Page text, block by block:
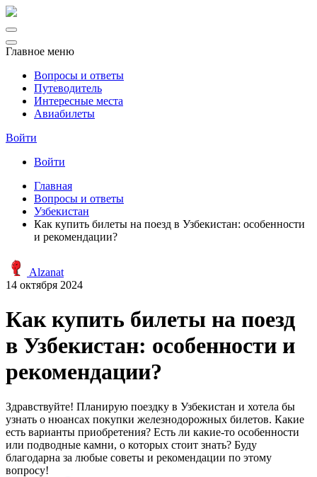
Главное меню
Вопросы и ответы
Путеводитель
Интересные места
Авиабилеты
Войти
Войти
Главная
Вопросы и ответы
Узбекистан
Как купить билеты на поезд в Узбекистан: особенности
и рекомендации?
Alzanat
14 октября 2024
Как купить билеты на поезд
в Узбекистан: особенности и
рекомендации?
Здравствуйте! Планирую поездку в Узбекистан и хотела бы
узнать о нюансах покупки железнодорожных билетов. Какие
есть варианты приобретения? Есть ли какие-то особенности
или подводные камни, о которых стоит знать? Буду
благодарна за любые советы и рекомендации по этому
вопросу!